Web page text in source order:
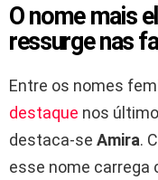
O nome mais
ressurge nas
Entre os nomes
destaque nos
destaca-se Amira.
esse nome carrega